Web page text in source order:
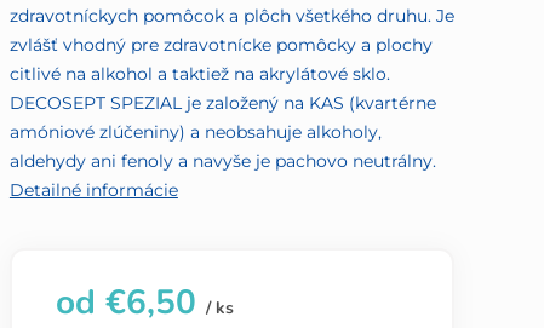
zdravotníckych pomôcok a plôch všetkého druhu. Je
zvlášť vhodný pre zdravotnícke pomôcky a plochy
citlivé na alkohol a taktiež na akrylátové sklo.
DECOSEPT SPEZIAL je založený na KAS (kvartérne
amóniové zlúčeniny) a neobsahuje alkoholy,
aldehydy ani fenoly a navyše je pachovo neutrálny.
Detailné informácie
od €6,50 / ks